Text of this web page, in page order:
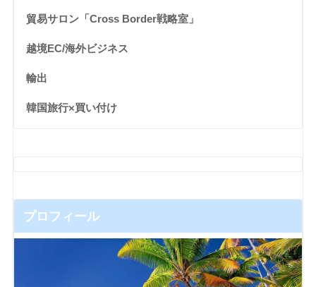
貿易サロン「Cross Border戦略室」
越境EC/海外ビジネス
輸出
韓国旅行×買い付け
プロフィール